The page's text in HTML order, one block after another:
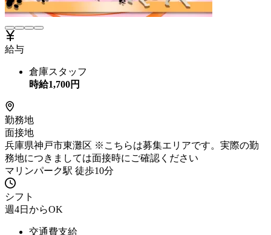
給与
倉庫スタッフ
時給1,700円
勤務地
面接地
兵庫県神戸市東灘区 ※こちらは募集エリアです。実際の勤
務地につきましては面接時にご確認ください
マリンパーク駅 徒歩10分
シフト
週4日からOK
交通費支給